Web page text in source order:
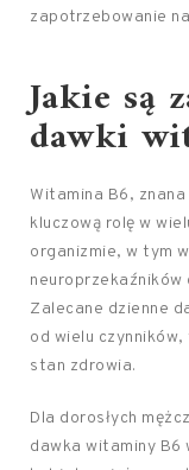
zapotrzebowanie
Jakie są
dawki
Witamina B6,
kluczową rolę w
organizmie, w tym
neuroprzekaźników
Zalecane dzienne
od wielu
stan zdrowia.
Dla dorosłych
dawka witaminy B6